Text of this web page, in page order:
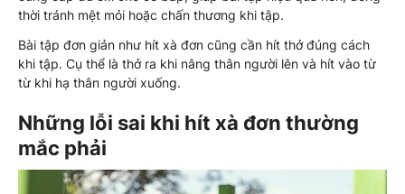
thời tránh mệt mỏi hoặc chấn thương khi tập.
Bài tập đơn giản như hít xà đơn cũng cần hít thở đúng cách
khi tập. Cụ thể là thở ra khi nâng thân người lên và hít vào từ
từ khi hạ thân người xuống.
Những lỗi sai khi hít xà đơn thường
mắc phải